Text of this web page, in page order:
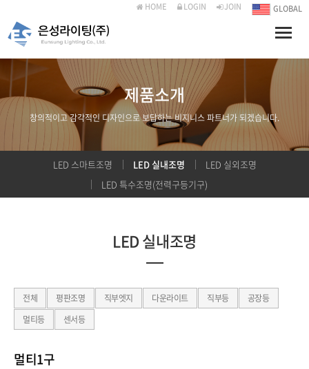
HOME LOGIN JOIN GLOBAL
Toggle
제품소개
창의적이고 감각적인 디자인으로 보답하는 비지니스 파트너가 되겠습니다.
LED 스마트조명 LED 실내조명
LED 실외조명
LED 특수조명(전력구등기구)
LED 실내조명
전체 평판조명 직부엣지 다운라이트 직부등
공장등
멀티등
센서등
멀티1구